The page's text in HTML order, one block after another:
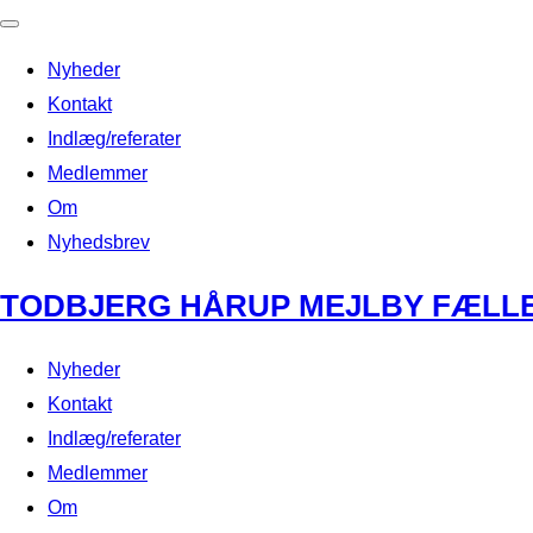
navigation
Nyheder
Kontakt
Indlæg/referater
Medlemmer
Om
Nyhedsbrev
Skip
to
content
TODBJERG HÅRUP MEJLBY
Nyheder
Kontakt
Indlæg/referater
Medlemmer
Om